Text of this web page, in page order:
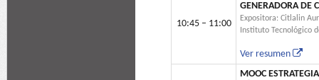
10:45 – 11:00
GENERADORA DE
Expositora: Citlalin
Instituto Tecnológico
Ver resumen
MOOC